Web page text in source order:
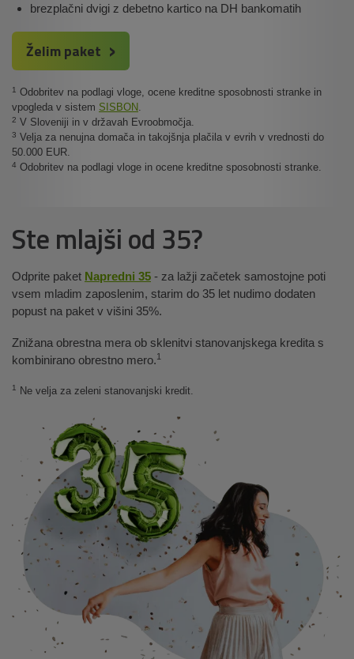
brezplačni dvigi z debetno kartico na DH bankomatih
Želim paket
1 Odobritev na podlagi vloge, ocene kreditne sposobnosti stranke in
vpogleda v sistem SISBON.
2 V Sloveniji in v državah Evroobmočja.
3 Velja za nenujna domača in takojšnja plačila v evrih v vrednosti do
50.000 EUR.
4 Odobritev na podlagi vloge in ocene kreditne sposobnosti stranke.
Ste mlajši od 35?
Odprite paket Napredni 35 - za lažji začetek samostojne poti
vsem mladim zaposlenim, starim do 35 let nudimo dodaten
popust na paket v višini 35%.
Znižana obrestna mera ob sklenitvi stanovanjskega kredita s
kombinirano obrestno mero.1
1 Ne velja za zeleni stanovanjski kredit.